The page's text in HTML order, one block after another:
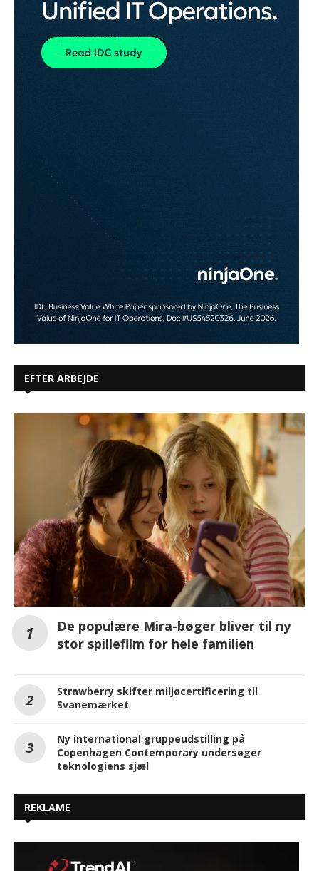
EFTER ARBEJDE
De populære Mira-bøger bliver til ny
stor spillefilm for hele familien
Strawberry skifter miljøcertificering til
Svanemærket
Ny international gruppeudstilling på
Copenhagen Contemporary undersøger
teknologiens sjæl
REKLAME